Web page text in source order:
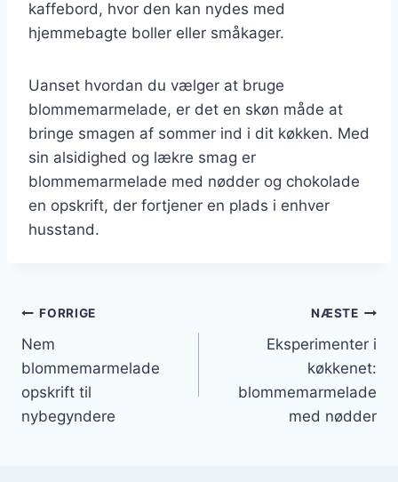
kaffebord, hvor den kan nydes med
hjemmebagte boller eller småkager.
Uanset hvordan du vælger at bruge
blommemarmelade, er det en skøn måde at
bringe smagen af sommer ind i dit køkken. Med
sin alsidighed og lækre smag er
blommemarmelade med nødder og chokolade
en opskrift, der fortjener en plads i enhver
husstand.
Indlægsnavigation
FORRIGE
Nem
blommemarmelade
opskrift til
nybegyndere
NÆSTE
Eksperimenter i
køkkenet:
blommemarmelade
med nødder